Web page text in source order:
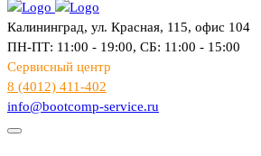
Калининград, ул. Красная, 115, офис 104
ПН-ПТ: 11:00 - 19:00, СБ: 11:00 - 15:00
Сервисный центр
8 (4012) 411-402
info@bootcomp-service.ru